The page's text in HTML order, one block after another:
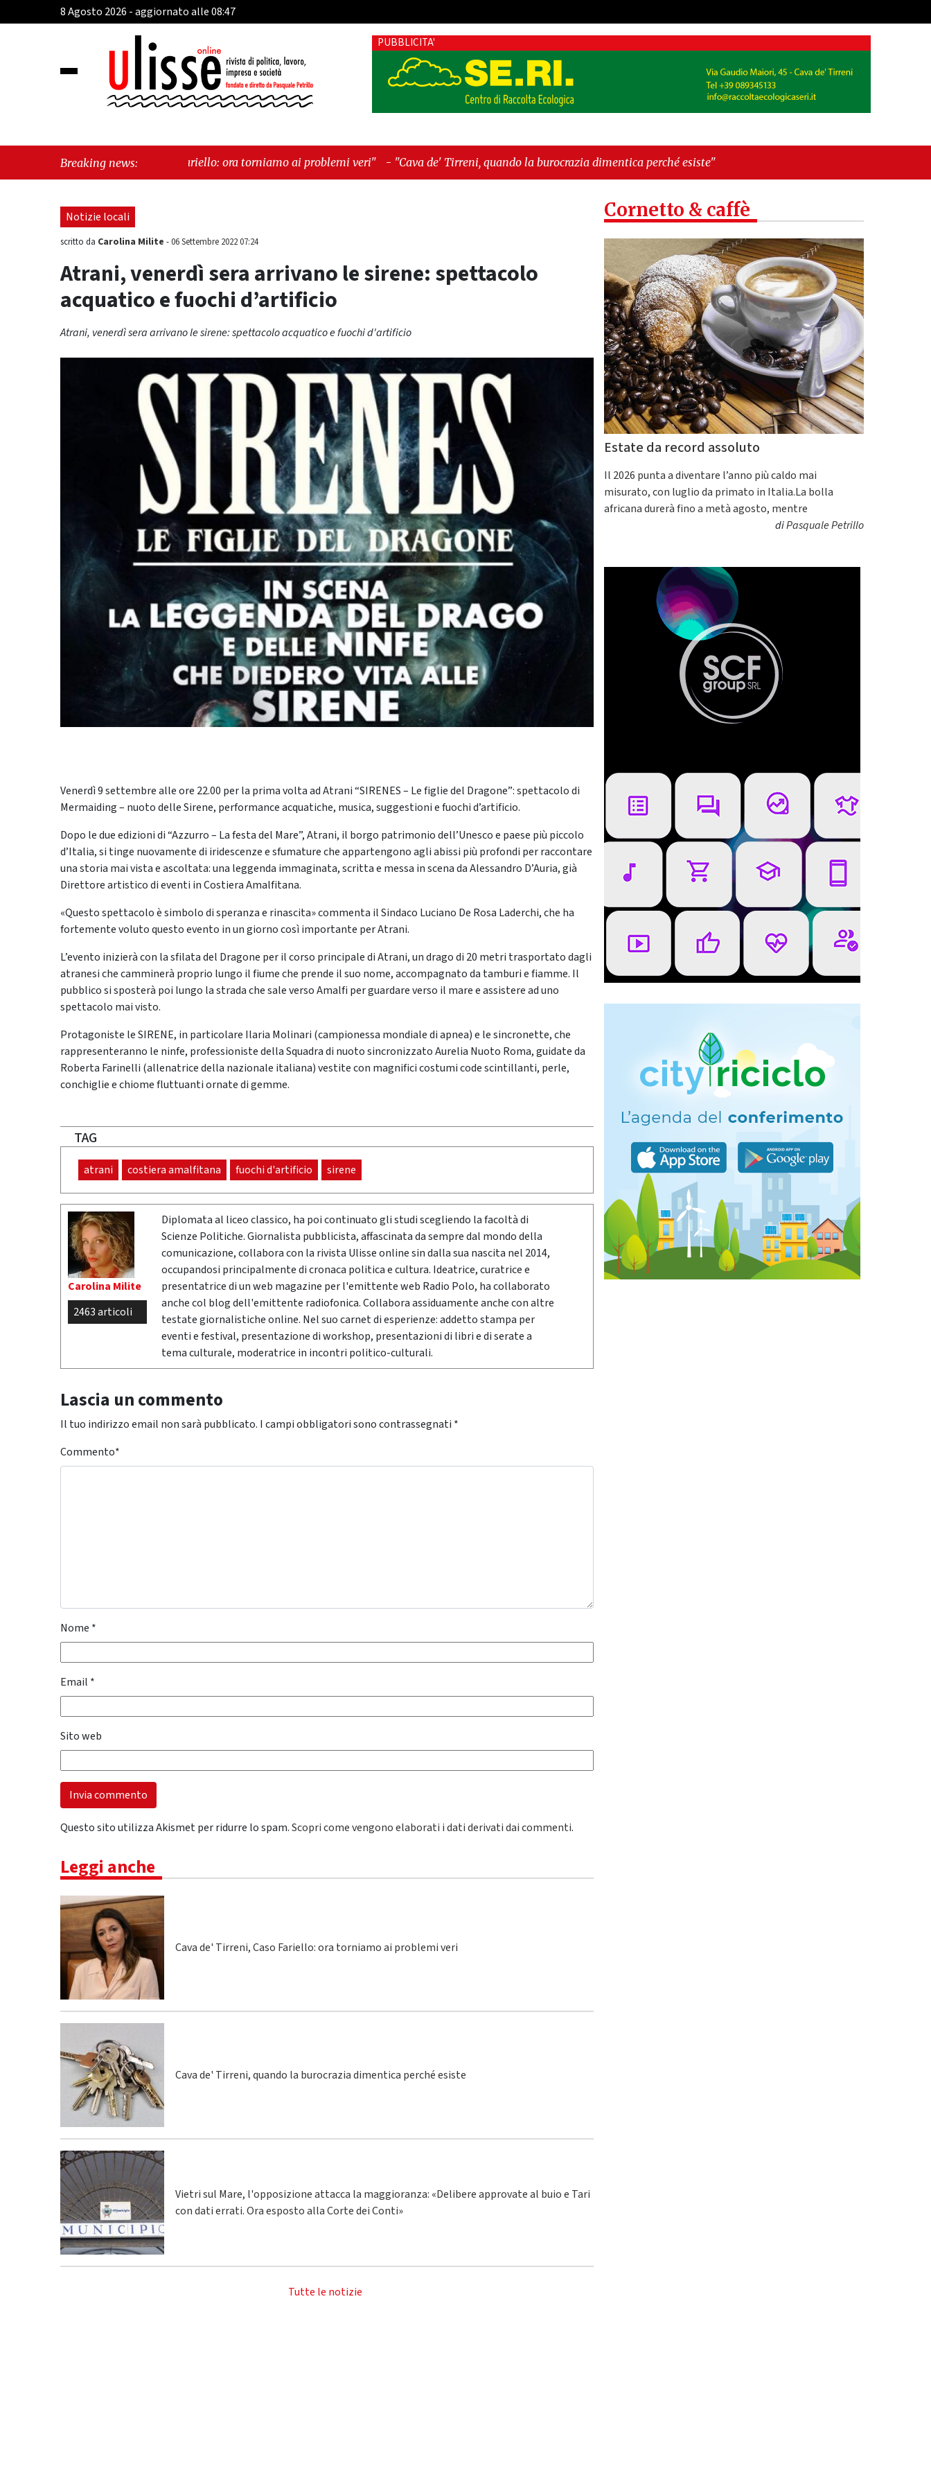
8 Agosto 2026 - aggiornato alle 08:47
PUBBLICITA'
Breaking news:
Tirreni, Caso Fariello: ora torniamo ai problemi veri" - "Cava de' Tirreni, quando la burocrazia dimentica perché esiste"
Notizie locali
scritto da Carolina Milite -06 Settembre 2022 07:24
Atrani, venerdì sera arrivano le sirene: spettacolo
acquatico e fuochi d’artificio
Atrani, venerdì sera arrivano le sirene: spettacolo acquatico e fuochi d'artificio
Venerdì 9 settembre alle ore 22.00 per la prima volta ad Atrani “SIRENES – Le figlie del Dragone”: spettacolo di
Mermaiding – nuoto delle Sirene, performance acquatiche, musica, suggestioni e fuochi d’artificio.
Dopo le due edizioni di “Azzurro – La festa del Mare”, Atrani, il borgo patrimonio dell’Unesco e paese più piccolo
d’Italia, si tinge nuovamente di iridescenze e sfumature che appartengono agli abissi più profondi per raccontare
una storia mai vista e ascoltata: una leggenda immaginata, scritta e messa in scena da Alessandro D’Auria, già
Direttore artistico di eventi in Costiera Amalfitana.
«Questo spettacolo è simbolo di speranza e rinascita» commenta il Sindaco Luciano De Rosa Laderchi, che ha
fortemente voluto questo evento in un giorno così importante per Atrani.
L’evento inizierà con la sfilata del Dragone per il corso principale di Atrani, un drago di 20 metri trasportato dagli
atranesi che camminerà proprio lungo il fiume che prende il suo nome, accompagnato da tamburi e fiamme. Il
pubblico si sposterà poi lungo la strada che sale verso Amalfi per guardare verso il mare e assistere ad uno
spettacolo mai visto.
Protagoniste le SIRENE, in particolare Ilaria Molinari (campionessa mondiale di apnea) e le sincronette, che
rappresenteranno le ninfe, professioniste della Squadra di nuoto sincronizzato Aurelia Nuoto Roma, guidate da
Roberta Farinelli (allenatrice della nazionale italiana) vestite con magnifici costumi code scintillanti, perle,
conchiglie e chiome fluttuanti ornate di gemme.
TAG
atrani costiera amalfitana fuochi d'artificio sirene
Carolina Milite
2463 articoli
Diplomata al liceo classico, ha poi continuato gli studi scegliendo la facoltà di
Scienze Politiche. Giornalista pubblicista, affascinata da sempre dal mondo della
comunicazione, collabora con la rivista Ulisse online sin dalla sua nascita nel 2014,
occupandosi principalmente di cronaca politica e cultura. Ideatrice, curatrice e
presentatrice di un web magazine per l'emittente web Radio Polo, ha collaborato
anche col blog dell'emittente radiofonica. Collabora assiduamente anche con altre
testate giornalistiche online. Nel suo carnet di esperienze: addetto stampa per
eventi e festival, presentazione di workshop, presentazioni di libri e di serate a
tema culturale, moderatrice in incontri politico-culturali.
Lascia un commento
Il tuo indirizzo email non sarà pubblicato. I campi obbligatori sono contrassegnati *
Commento*
Nome *
Email *
Sito web
Questo sito utilizza Akismet per ridurre lo spam.Scopri come vengono elaborati i dati derivati dai commenti.
Leggi anche
Cava de' Tirreni, Caso Fariello: ora torniamo ai problemi veri
Cava de' Tirreni, quando la burocrazia dimentica perché esiste
Vietri sul Mare, l'opposizione attacca la maggioranza: «Delibere approvate al buio e Tari
con dati errati. Ora esposto alla Corte dei Conti»
Tutte le notizie
Cornetto & caffè
Estate da record assoluto
Il 2026 punta a diventare l’anno più caldo mai
misurato, con luglio da primato in Italia.La bolla
africana durerà fino a metà agosto, mentre
diPasquale Petrillo